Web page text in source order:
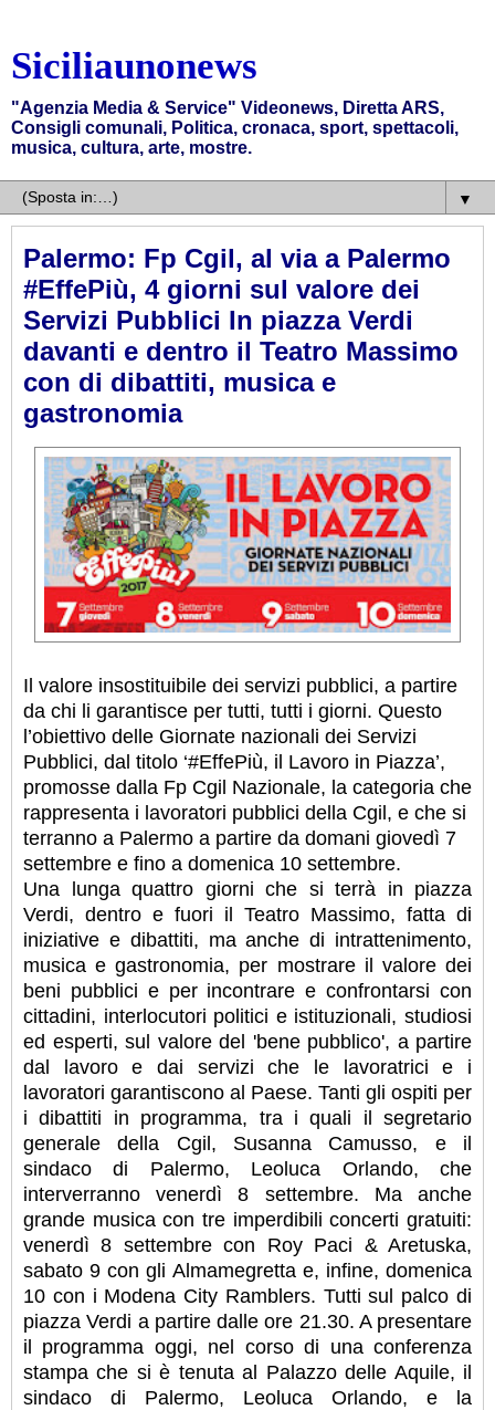
Siciliaunonews
"Agenzia Media & Service" Videonews, Diretta ARS,
Consigli comunali, Politica, cronaca, sport, spettacoli,
musica, cultura, arte, mostre.
▼
Palermo: Fp Cgil, al via a Palermo
#EffePiù, 4 giorni sul valore dei
Servizi Pubblici In piazza Verdi
davanti e dentro il Teatro Massimo
con di dibattiti, musica e
gastronomia
Il valore insostituibile dei servizi pubblici, a partire
da chi li garantisce per tutti, tutti i giorni. Questo
l’obiettivo delle Giornate nazionali dei Servizi
Pubblici, dal titolo ‘#EffePiù, il Lavoro in Piazza’,
promosse dalla Fp Cgil Nazionale, la categoria che
rappresenta i lavoratori pubblici della Cgil, e che si
terranno a Palermo a partire da domani giovedì 7
settembre e fino a domenica 10 settembre.
Una lunga quattro giorni che si terrà in piazza
Verdi, dentro e fuori il Teatro Massimo, fatta di
iniziative e dibattiti, ma anche di intrattenimento,
musica e gastronomia, per mostrare il valore dei
beni pubblici e per incontrare e confrontarsi con
cittadini, interlocutori politici e istituzionali, studiosi
ed esperti, sul valore del 'bene pubblico', a partire
dal lavoro e dai servizi che le lavoratrici e i
lavoratori garantiscono al Paese. Tanti gli ospiti per
i dibattiti in programma, tra i quali il segretario
generale della Cgil, Susanna Camusso, e il
sindaco di Palermo, Leoluca Orlando, che
interverranno venerdì 8 settembre. Ma anche
grande musica con tre imperdibili concerti gratuiti:
venerdì 8 settembre con Roy Paci & Aretuska,
sabato 9 con gli Almamegretta e, infine, domenica
10 con i Modena City Ramblers. Tutti sul palco di
piazza Verdi a partire dalle ore 21.30. A presentare
il programma oggi, nel corso di una conferenza
stampa che si è tenuta al Palazzo delle Aquile, il
sindaco di Palermo, Leoluca Orlando, e la